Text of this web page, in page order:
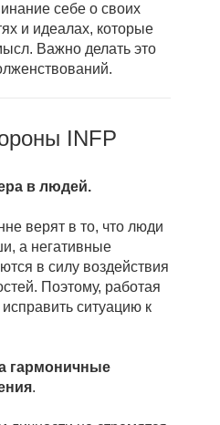
себе о своих
и идеалах, которые
Важно делать это
INFP
в людей.
верят в то, что люди
а негативные
в силу воздействия
Поэтому, работая
ситуацию к
гармоничные
.